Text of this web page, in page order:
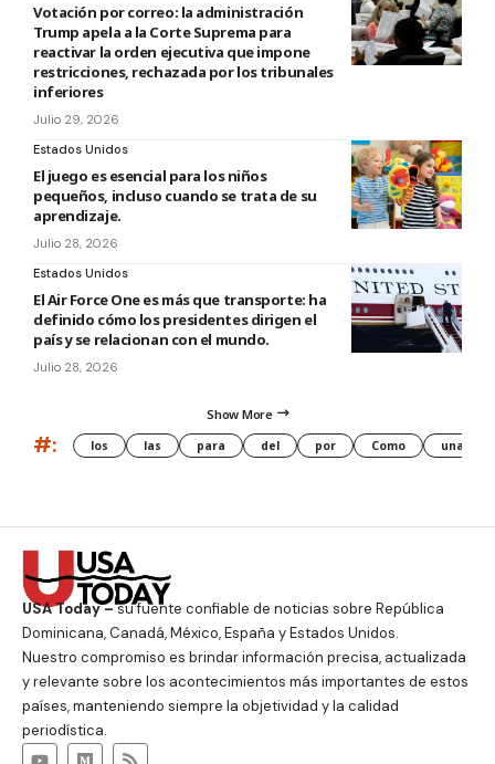
Votación por correo: la administración
Trump apela a la Corte Suprema para
reactivar la orden ejecutiva que impone
restricciones, rechazada por los tribunales
inferiores
Julio 29, 2026
Estados Unidos
El juego es esencial para los niños
pequeños, incluso cuando se trata de su
aprendizaje.
Julio 28, 2026
Estados Unidos
El Air Force One es más que transporte: ha
definido cómo los presidentes dirigen el
país y se relacionan con el mundo.
Julio 28, 2026
Show More
#: los las para del por Como una
USA Today –su fuente confiable de noticias sobre República
Dominicana, Canadá, México, España y Estados Unidos.
Nuestro compromiso es brindar información precisa, actualizada
y relevante sobre los acontecimientos más importantes de estos
países, manteniendo siempre la objetividad y la calidad
periodística.